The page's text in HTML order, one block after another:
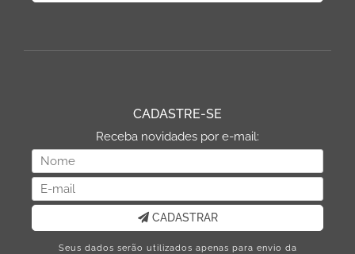
CADASTRE-SE
Receba novidades por e-mail:
CADASTRAR
Seus dados serão utilizados apenas para envio da